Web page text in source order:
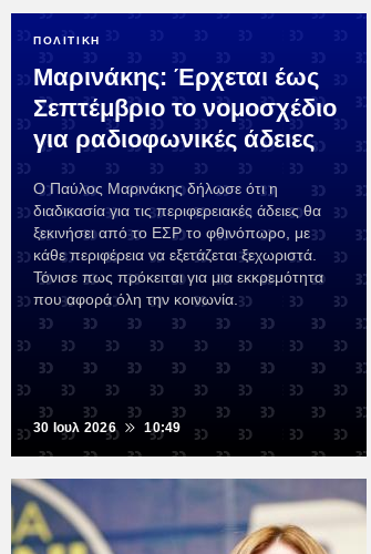
ΠΟΛΙΤΙΚΗ
Μαρινάκης: Έρχεται έως
Σεπτέμβριο το νομοσχέδιο
για ραδιοφωνικές άδειες
Ο Παύλος Μαρινάκης δήλωσε ότι η
διαδικασία για τις περιφερειακές άδειες θα
ξεκινήσει από το ΕΣΡ το φθινόπωρο, με
κάθε περιφέρεια να εξετάζεται ξεχωριστά.
Τόνισε πως πρόκειται για μια εκκρεμότητα
που αφορά όλη την κοινωνία.
30 Ιουλ 2026 10:49